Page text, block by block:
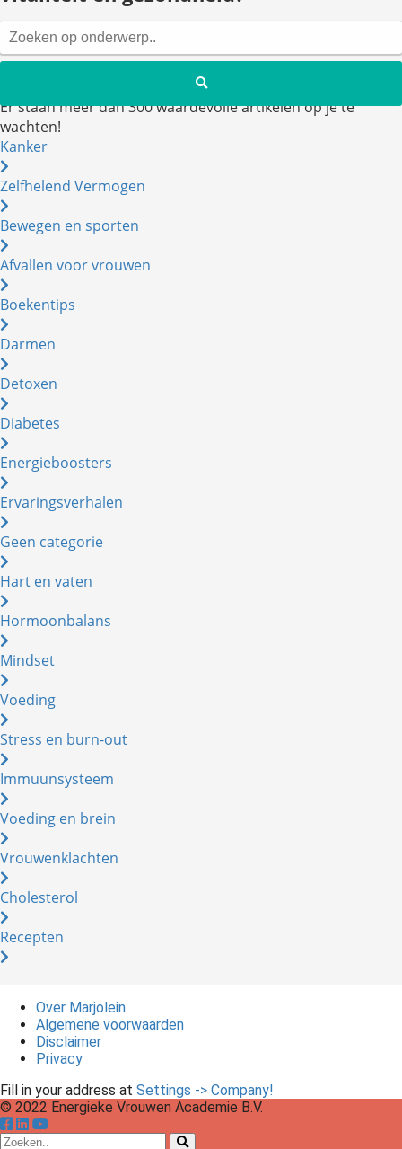
Er staan meer dan 300 waardevolle artikelen op je te
wachten!
Kanker
Zelfhelend Vermogen
Bewegen en sporten
Afvallen voor vrouwen
Boekentips
Darmen
Detoxen
Diabetes
Energieboosters
Ervaringsverhalen
Geen categorie
Hart en vaten
Hormoonbalans
Mindset
Voeding
Stress en burn-out
Immuunsysteem
Voeding en brein
Vrouwenklachten
Cholesterol
Recepten
Over Marjolein
Algemene voorwaarden
Disclaimer
Privacy
Fill in your address at Settings -> Company!
© 2022 Energieke Vrouwen Academie B.V.